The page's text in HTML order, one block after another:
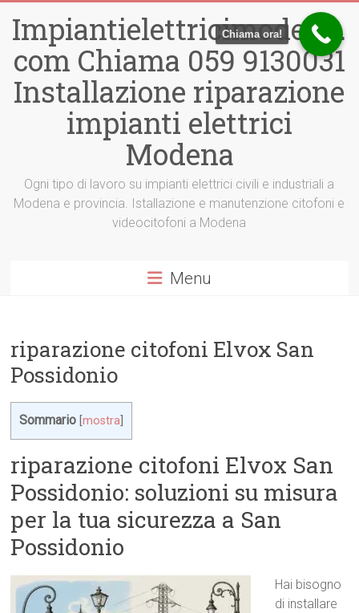
contenuto
Impiantielettricimodena.
com Chiama 059 9130031
Installazione riparazione
impianti elettrici
Modena
Ogni tipo di lavoro su impianti elettrici civili e industriali a
Modena e provincia. Istallazione e manutenzione citofoni e
videocitofoni a Modena
Menu
riparazione citofoni Elvox San
Possidonio
Sommario [mostra
riparazione citofoni Elvox San
Possidonio: soluzioni su misura
per la tua sicurezza a San
Possidonio
Hai bisogno
di installare
Chiama ora!